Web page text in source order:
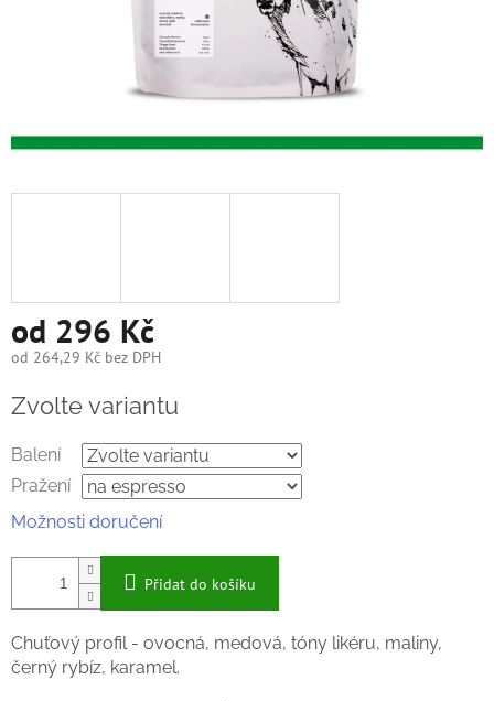
od 296 Kč
od 264,29 Kč bez DPH
cena:
Zvolte variantu
Balení
Pražení
Možnosti doručení
Přidat do košíku
Chuťový profil - ovocná, medová, tóny likéru, maliny,
černý rybíz, karamel.